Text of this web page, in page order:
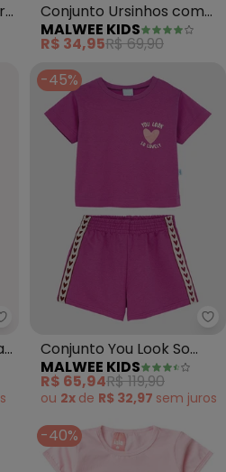
Conjunto Ursinhos com
Glitter (Rosa)
MALWEE KIDS
R$ 34,95R$ 69,90
Milon - Conjunto Infantil
-45%
Conjunto You Look So
Lovely (Rosa)
MALWEE KIDS
R$ 65,94R$ 119,90
ou 2x de R$ 32,97 sem juros
-40%